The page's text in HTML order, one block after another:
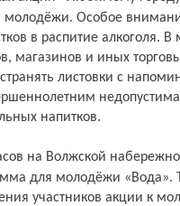
молодёжи. Особое
в распитие алкоголя.
магазинов и иных
листовки с
напитков.
для молодёжи «Вода».
участников акции к